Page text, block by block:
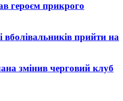
героєм прикрого
вболівальників прийти на
змінив черговий клуб